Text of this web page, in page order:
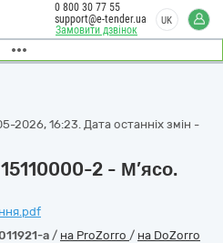
Замовити дзвінок
0 800 30 77 55
support@e-tender.ua
UK
2026, 16:23. Дата останніх змін -
2 - М’ясо.
a / на ProZorro / на DoZorro